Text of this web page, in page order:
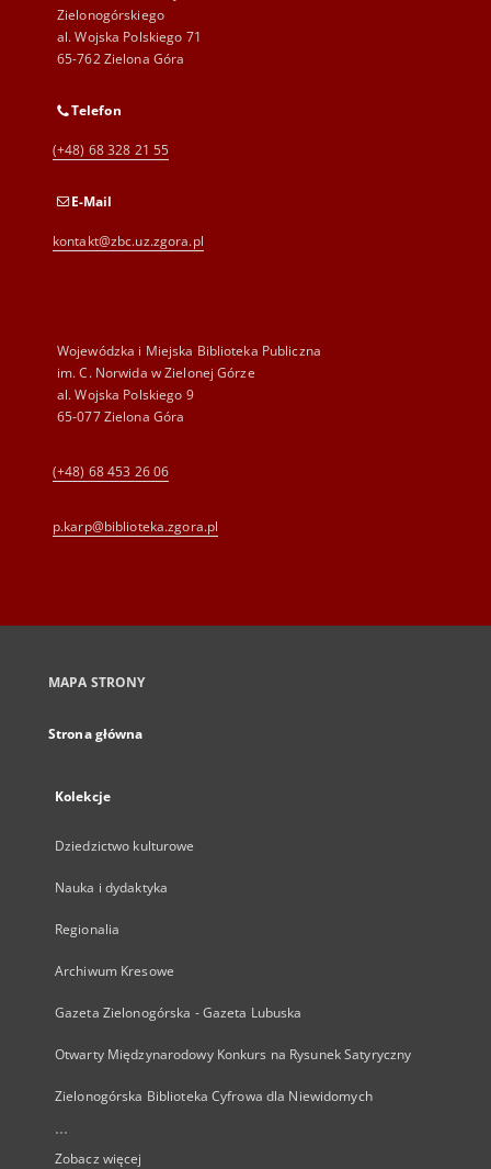
Zielonogórskiego
al. Wojska Polskiego 71
65-762 Zielona Góra
Telefon
(+48) 68 328 21 55
E-Mail
kontakt@zbc.uz.zgora.pl
Wojewódzka i Miejska Biblioteka Publiczna
im. C. Norwida w Zielonej Górze
al. Wojska Polskiego 9
65-077 Zielona Góra
(+48) 68 453 26 06
p.karp@biblioteka.zgora.pl
MAPA STRONY
Strona główna
Kolekcje
Dziedzictwo kulturowe
Nauka i dydaktyka
Regionalia
Archiwum Kresowe
Gazeta Zielonogórska - Gazeta Lubuska
Otwarty Międzynarodowy Konkurs na Rysunek Satyryczny
Zielonogórska Biblioteka Cyfrowa dla Niewidomych
...
Zobacz więcej